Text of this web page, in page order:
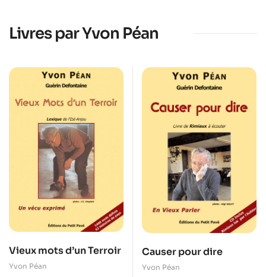
Livres par Yvon Péan
Vieux mots d’un Terroir
Yvon Péan
Causer pour dire
Yvon Péan